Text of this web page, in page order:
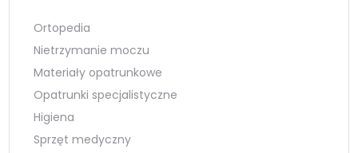
Ortopedia
Nietrzymanie moczu
Materiały opatrunkowe
Opatrunki specjalistyczne
Higiena
Sprzęt medyczny